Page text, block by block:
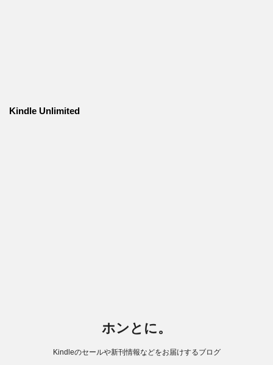
Kindle Unlimited
ホンとに。
Kindleのセールや新刊情報などをお届けするブログ